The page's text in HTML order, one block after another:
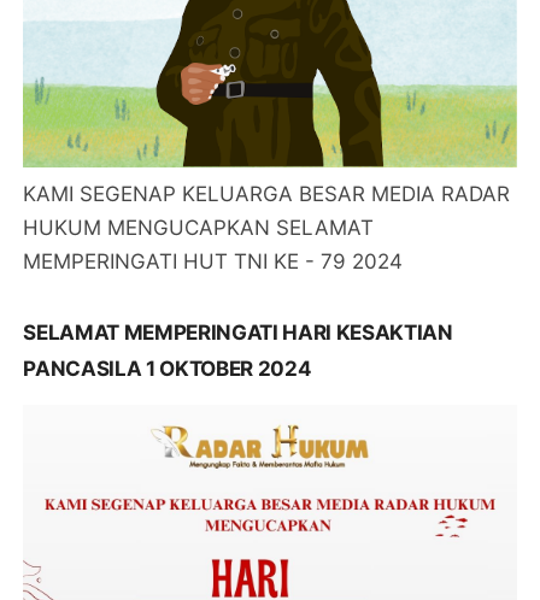
KAMI SEGENAP KELUARGA BESAR MEDIA RADAR
HUKUM MENGUCAPKAN SELAMAT
MEMPERINGATI HUT TNI KE - 79 2024
SELAMAT MEMPERINGATI HARI KESAKTIAN
PANCASILA 1 OKTOBER 2024